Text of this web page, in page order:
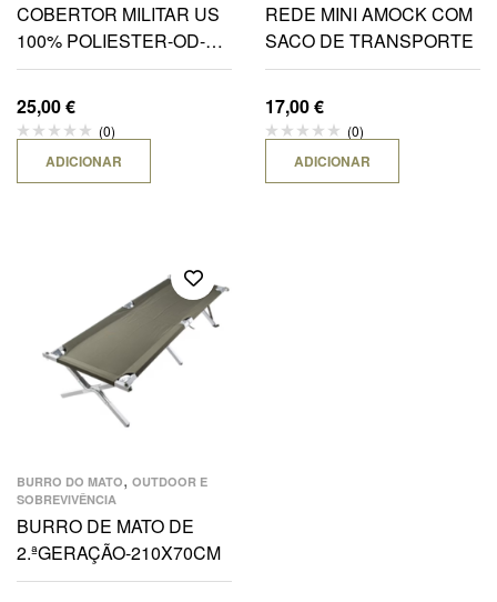
COBERTOR MILITAR US
100% POLIESTER-OD-
200X150CM
25,00€
(0)
ADICIONAR
REDE MINI AMOCK COM
SACO DE TRANSPORTE
17,00€
(0)
ADICIONAR
BURRO DO MATO, OUTDOOR E
SOBREVIVÊNCIA
BURRO DE MATO DE
2.ªGERAÇÃO-210X70CM